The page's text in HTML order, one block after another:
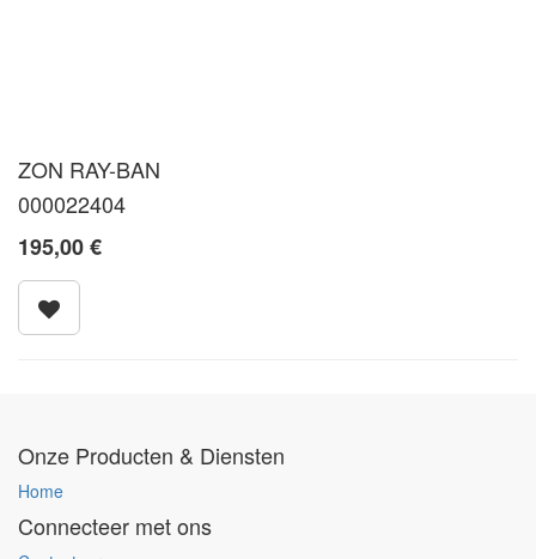
ZON RAY-BAN
000022404
195,00€
Onze Producten & Diensten
Home
Connecteer met ons